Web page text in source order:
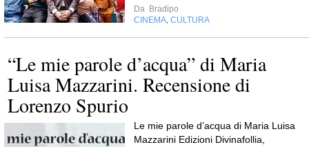
Da Bradipo
CINEMA CULTURA
“Le mie parole d’acqua” di Maria
Luisa Mazzarini. Recensione di
Lorenzo Spurio
Le mie parole d’acqua di Maria Luisa
Mazzarini Edizioni Divinafollia,